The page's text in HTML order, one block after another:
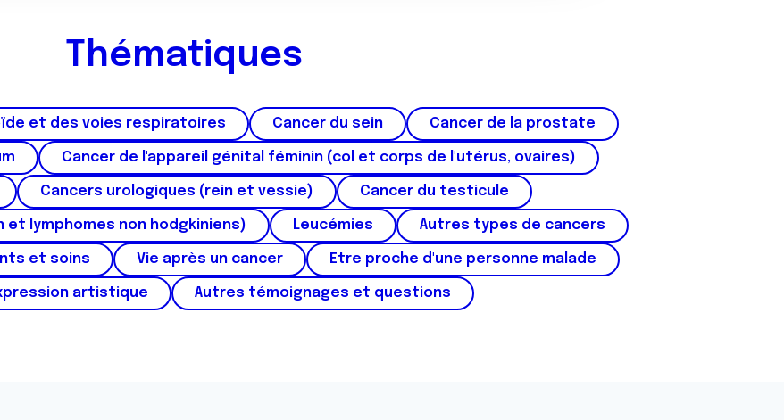
Thématiques
et des voies respiratoires Cancer du sein Cancer de la prostate
Cancer de l'appareil génital féminin (col et corps de l'utérus, ovaires)
Cancers urologiques (rein et vessie) Cancer du testicule
et lymphomes non hodgkiniens) Leucémies Autres types de cancers
et soins Vie après un cancer Etre proche d'une personne malade
artistique Autres témoignages et questions